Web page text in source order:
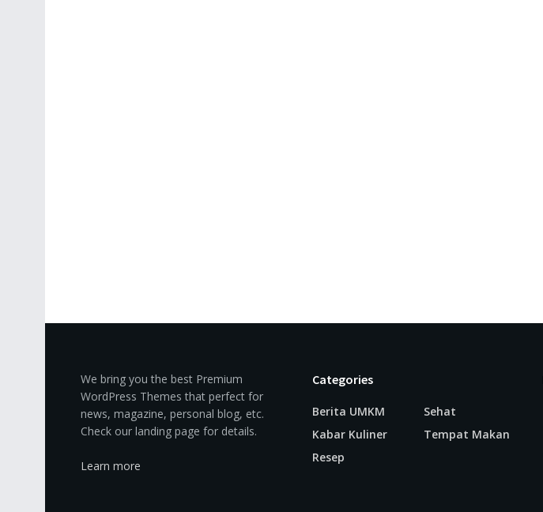
We bring you the best Premium
WordPress Themes that perfect for
news, magazine, personal blog, etc.
Check our landing page for details.
Learn more
Categories
Berita UMKM
Kabar Kuliner
Resep
Sehat
Tempat Makan